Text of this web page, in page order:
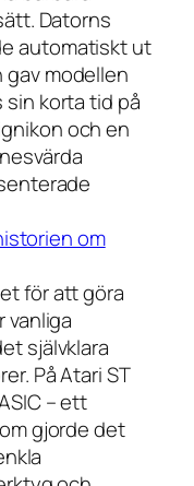
Datorns
automatiskt ut
modellen
korta tid på
och en
om
för att göra
vanliga
självklara
På Atari ST
– ett
gjorde det